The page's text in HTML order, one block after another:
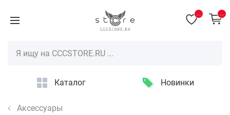
Каталог Новинки
Аксессуары